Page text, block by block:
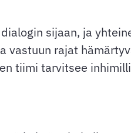
sijaan, ja
vastuun rajat
tiimi tarvitsee